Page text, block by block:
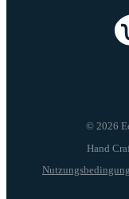
© 2026